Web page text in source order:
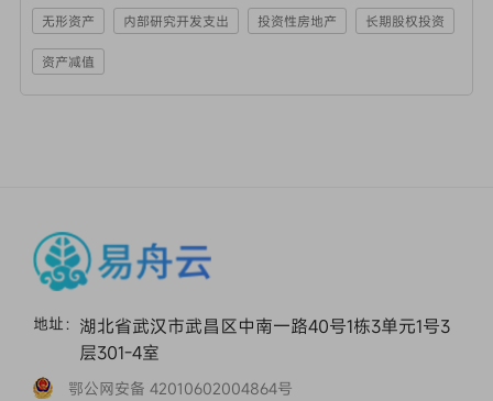
无形资产 内部研究开发支出 投资性房地产 长期股权投资
资产减值
地址： 湖北省武汉市武昌区中南一路40号1栋3单元1号3
层301-4室
鄂公网安备 42010602004864号